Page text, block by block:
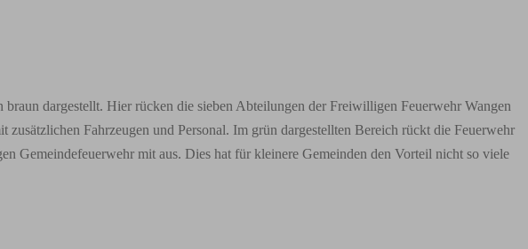
dargestellt. Hier rücken die sieben Abteilungen der Freiwilligen Feuerwehr Wangen
Fahrzeugen und Personal. Im grün dargestellten Bereich rückt die Feuerwehr
Gemeindefeuerwehr mit aus. Dies hat für kleinere Gemeinden den Vorteil nicht so viele